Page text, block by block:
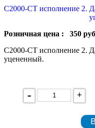
С2000-СТ исполнение 2.
Розничная цена : 350
С2000-СТ исполнение 2.
уцененный.
- +